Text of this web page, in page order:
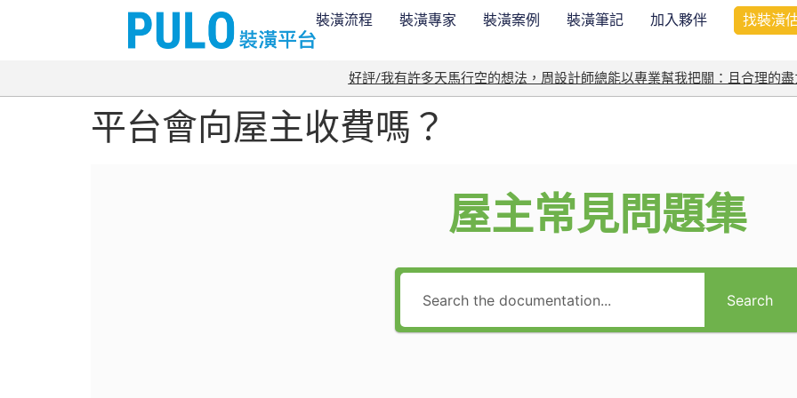
裝潢流程 裝潢專家 裝潢案例 裝潢筆記 加入夥伴 找裝潢
好評/我有許多天馬行空的想法，周設計師總能以專業幫我把關：且合理的盡
平台會向屋主收費嗎？
屋主常見問題集
Search